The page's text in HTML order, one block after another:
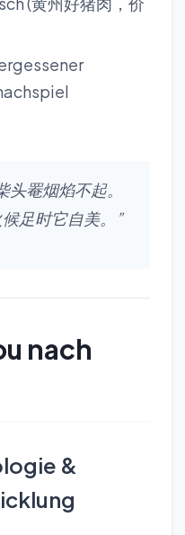
头罨烟焰不起。
足时它自美。”
nach
&